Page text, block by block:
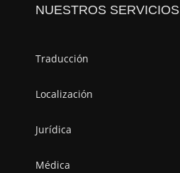
NUESTROS SERVICIOS
Traducción
Localización
Jurídica
Médica